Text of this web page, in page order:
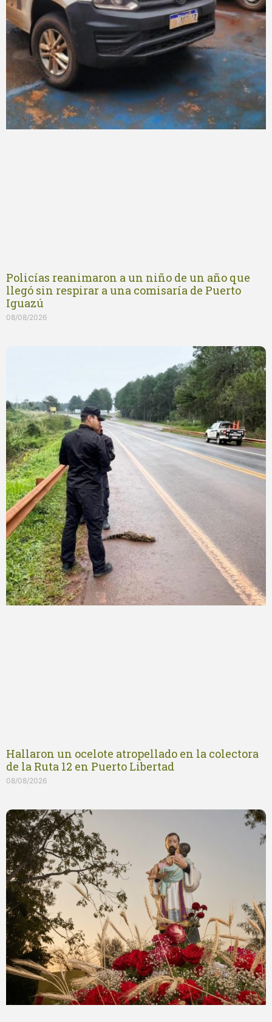
Policías reanimaron a un niño de un año que
llegó sin respirar a una comisaría de Puerto
Iguazú
08/08/2026
Hallaron un ocelote atropellado en la colectora
de la Ruta 12 en Puerto Libertad
08/08/2026